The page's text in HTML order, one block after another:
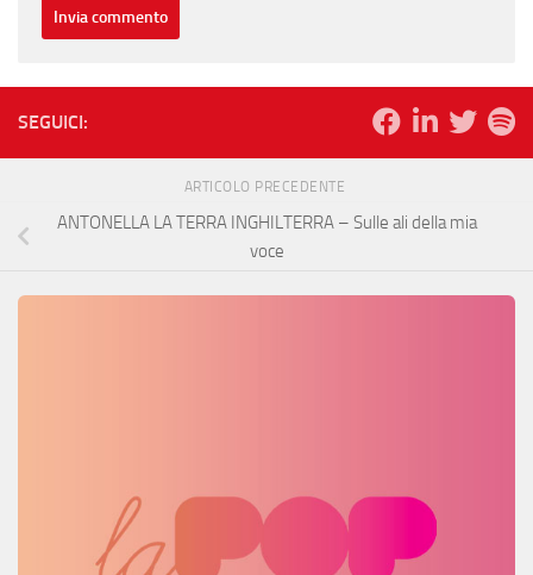
SEGUICI:
ARTICOLO PRECEDENTE
ANTONELLA LA TERRA INGHILTERRA – Sulle ali della mia
voce